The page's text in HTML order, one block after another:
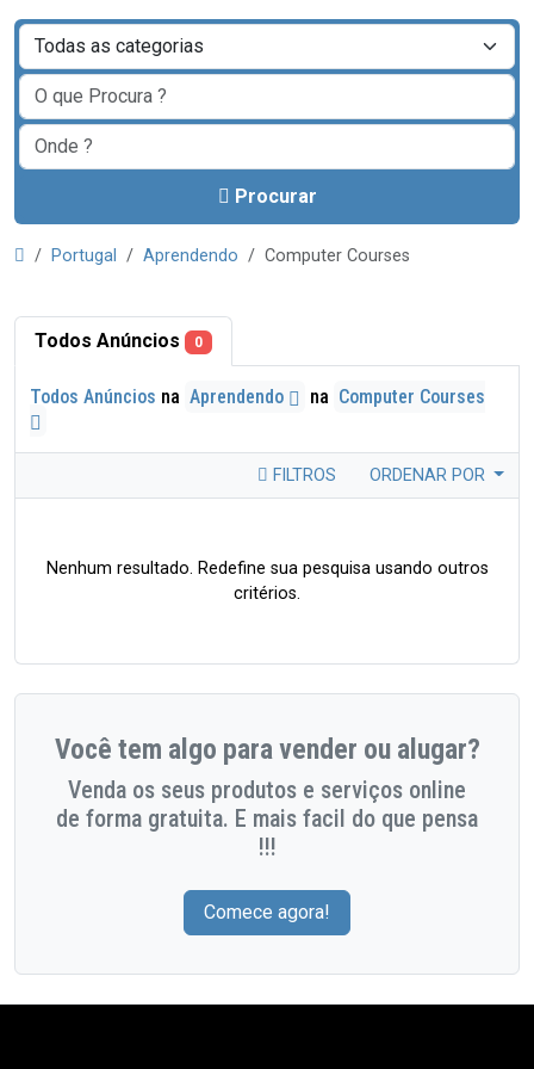
Procurar
Portugal Aprendendo Computer Courses
Todos Anúncios 0
Todos Anúncios na Aprendendo na Computer Courses
FILTROS ORDENAR POR
Nenhum resultado. Redefine sua pesquisa usando outros
critérios.
Você tem algo para vender ou alugar?
Venda os seus produtos e serviços online
de forma gratuita. E mais facil do que pensa
!!!
Comece agora!